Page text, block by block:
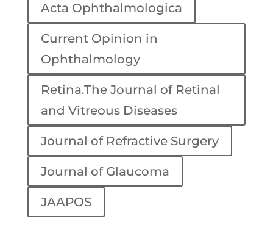
Acta Ophthalmologica
Current Opinion in
Ophthalmology
Retina.The Journal of Retinal
and Vitreous Diseases
Journal of Refractive Surgery
Journal of Glaucoma
JAAPOS